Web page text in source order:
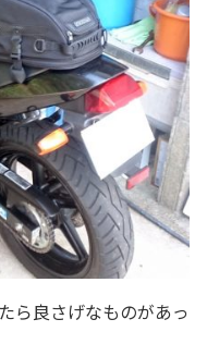
ら良さげなものがあっ